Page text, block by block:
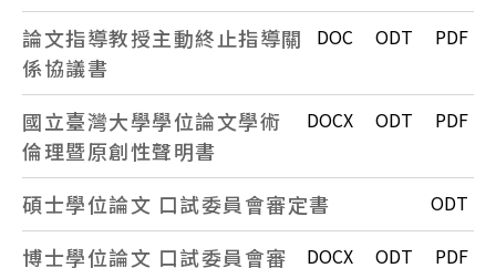
論文指導教授主動終止指導關
係協議書
DOC ODT PDF
國立臺灣大學學位論文學術
倫理暨原創性聲明書
DOCX ODT PDF
碩士學位論文 口試委員會審定書 ODT
博士學位論文 口試委員會審
DOCX ODT PDF